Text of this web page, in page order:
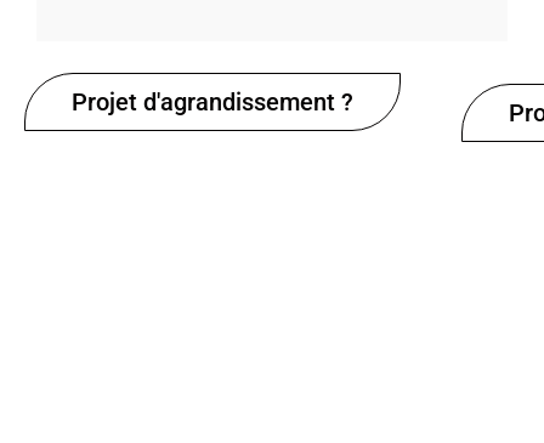
Projet d'agrandissement ?